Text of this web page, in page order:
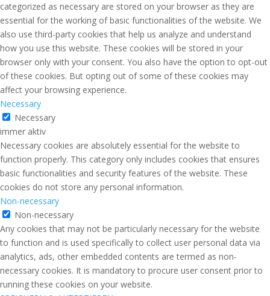
categorized as necessary are stored on your browser as they are
essential for the working of basic functionalities of the website. We
also use third-party cookies that help us analyze and understand
how you use this website. These cookies will be stored in your
browser only with your consent. You also have the option to opt-out
of these cookies. But opting out of some of these cookies may
affect your browsing experience.
Necessary
Necessary
immer aktiv
Necessary cookies are absolutely essential for the website to
function properly. This category only includes cookies that ensures
basic functionalities and security features of the website. These
cookies do not store any personal information.
Non-necessary
Non-necessary
Any cookies that may not be particularly necessary for the website
to function and is used specifically to collect user personal data via
analytics, ads, other embedded contents are termed as non-
necessary cookies. It is mandatory to procure user consent prior to
running these cookies on your website.